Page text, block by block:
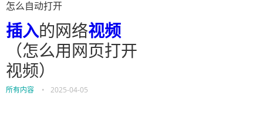
怎么自动打开
插入的网络视频
（怎么用网页打开
视频）
所有内容 • 2025-04-05